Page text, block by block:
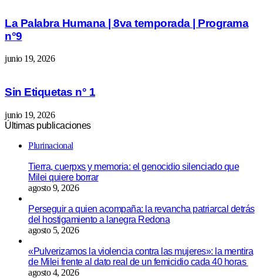
La Palabra Humana | 8va temporada | Programa
n°9
junio 19, 2026
Sin Etiquetas n° 1
junio 19, 2026
Últimas publicaciones
Plurinacional
Tierra, cuerpxs y memoria: el genocidio silenciado que
Milei quiere borrar
agosto 9, 2026
Perseguir a quien acompaña: la revancha patriarcal detrás
del hostigamiento a lanegra Redona
agosto 5, 2026
«Pulverizamos la violencia contra las mujeres»: la mentira
de Milei frente al dato real de un femicidio cada 40 horas
agosto 4, 2026